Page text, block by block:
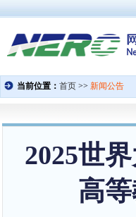
2025世
高